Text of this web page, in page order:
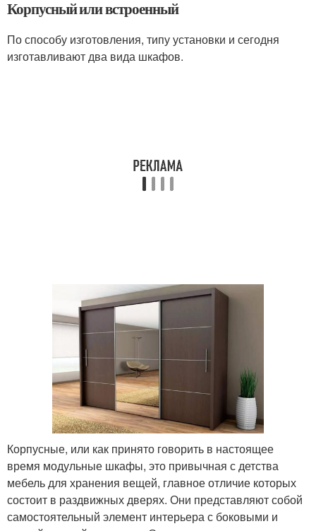
Корпусный или встроенный
По способу изготовления, типу установки и сегодня
изготавливают два вида шкафов.
Корпусные, или как принято говорить в настоящее
время модульные шкафы, это привычная с детства
мебель для хранения вещей, главное отличие которых
состоит в раздвижных дверях. Они представляют собой
самостоятельный элемент интерьера с боковыми и